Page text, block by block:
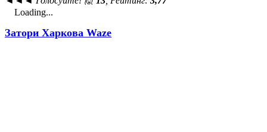
Loading...
Затори Харкова Waze